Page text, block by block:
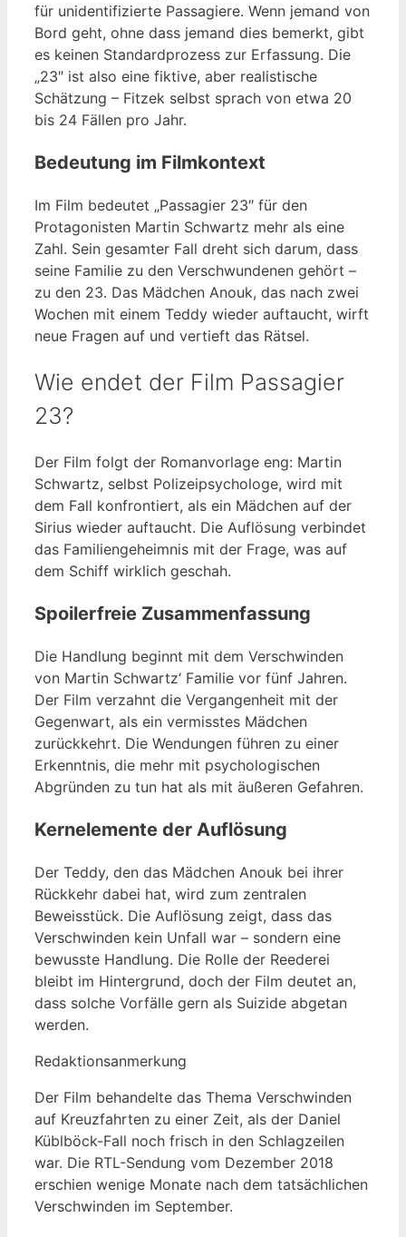
für unidentifizierte Passagiere. Wenn jemand von
Bord geht, ohne dass jemand dies bemerkt, gibt
es keinen Standardprozess zur Erfassung. Die
„23″ ist also eine fiktive, aber realistische
Schätzung – Fitzek selbst sprach von etwa 20
bis 24 Fällen pro Jahr.
Bedeutung im Filmkontext
Im Film bedeutet „Passagier 23″ für den
Protagonisten Martin Schwartz mehr als eine
Zahl. Sein gesamter Fall dreht sich darum, dass
seine Familie zu den Verschwundenen gehört –
zu den 23. Das Mädchen Anouk, das nach zwei
Wochen mit einem Teddy wieder auftaucht, wirft
neue Fragen auf und vertieft das Rätsel.
Wie endet der Film Passagier
23?
Der Film folgt der Romanvorlage eng: Martin
Schwartz, selbst Polizeipsychologe, wird mit
dem Fall konfrontiert, als ein Mädchen auf der
Sirius wieder auftaucht. Die Auflösung verbindet
das Familiengeheimnis mit der Frage, was auf
dem Schiff wirklich geschah.
Spoilerfreie Zusammenfassung
Die Handlung beginnt mit dem Verschwinden
von Martin Schwartz‘ Familie vor fünf Jahren.
Der Film verzahnt die Vergangenheit mit der
Gegenwart, als ein vermisstes Mädchen
zurückkehrt. Die Wendungen führen zu einer
Erkenntnis, die mehr mit psychologischen
Abgründen zu tun hat als mit äußeren Gefahren.
Kernelemente der Auflösung
Der Teddy, den das Mädchen Anouk bei ihrer
Rückkehr dabei hat, wird zum zentralen
Beweisstück. Die Auflösung zeigt, dass das
Verschwinden kein Unfall war – sondern eine
bewusste Handlung. Die Rolle der Reederei
bleibt im Hintergrund, doch der Film deutet an,
dass solche Vorfälle gern als Suizide abgetan
werden.
Redaktionsanmerkung
Der Film behandelte das Thema Verschwinden
auf Kreuzfahrten zu einer Zeit, als der Daniel
Küblböck-Fall noch frisch in den Schlagzeilen
war. Die RTL-Sendung vom Dezember 2018
erschien wenige Monate nach dem tatsächlichen
Verschwinden im September.